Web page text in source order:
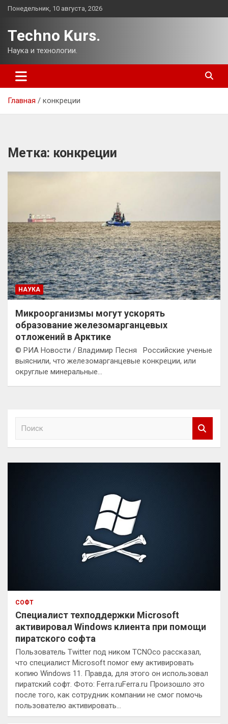
Перейти
Понедельник, 10 августа, 2026
Techno Kurs.
Наука и технологии.
Главная конкреции
Метка: конкреции
НАУКА
Микроорганизмы могут ускорять
образование железомарганцевых
отложений в Арктике
© РИА Новости / Владимир Песня Российские ученые
выяснили, что железомарганцевые конкреции, или
округлые минеральные…
к
СОФТ
Специалист техподдержки Microsoft
активировал Windows клиента при помощи
пиратского софта
Пользователь Twitter под ником TCNOco рассказал,
что специалист Microsoft помог ему активировать
копию Windows 11. Правда, для этого он использовал
пиратский софт. Фото: Ferra.ruFerra.ru Произошло это
после того, как сотрудник компании не смог помочь
пользователю активировать…